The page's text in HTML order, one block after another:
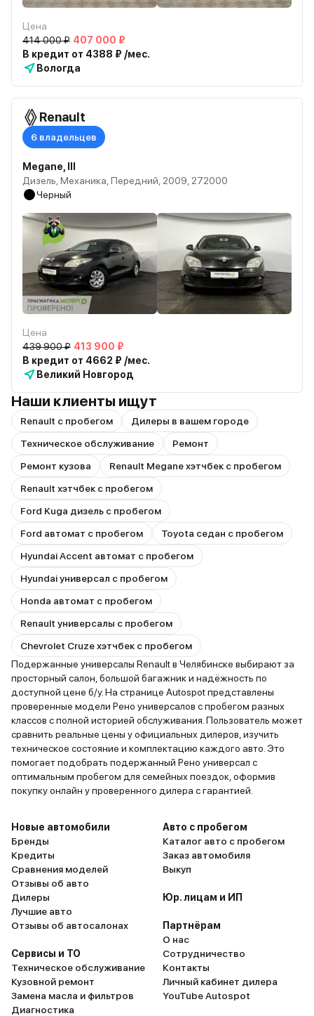
Цена
414 000 ₽ 407 000 ₽
В кредит от 4388 ₽ /мес.
Вологда
Renault
6 владельцев
Megane, III
Дизель, Механика, Передний, 2009, 272000
Черный
Цена
439 900 ₽ 413 900 ₽
В кредит от 4662 ₽ /мес.
Великий Новгород
Наши клиенты ищут
Renault с пробегом
Дилеры в вашем городе
Техническое обслуживание
Ремонт
Ремонт кузова
Renault Megane хэтчбек с пробегом
Renault хэтчбек с пробегом
Ford Kuga дизель с пробегом
Ford автомат с пробегом
Toyota седан с пробегом
Hyundai Accent автомат с пробегом
Hyundai универсал с пробегом
Honda автомат с пробегом
Renault универсалы с пробегом
Chevrolet Cruze хэтчбек с пробегом
Подержанные универсалы Renault в Челябинске выбирают за
просторный салон, большой багажник и надёжность по
доступной цене б/у. На странице Autospot представлены
проверенные модели Рено универсалов с пробегом разных
классов с полной историей обслуживания. Пользователь может
сравнить реальные цены у официальных дилеров, изучить
техническое состояние и комплектацию каждого авто. Это
помогает подобрать подержанный Рено универсал с
оптимальным пробегом для семейных поездок, оформив
покупку онлайн у проверенного дилера с гарантией.
Новые автомобили
Бренды
Кредиты
Сравнения моделей
Отзывы об авто
Дилеры
Лучшие авто
Отзывы об автосалонах
Сервисы и ТО
Техническое обслуживание
Кузовной ремонт
Замена масла и фильтров
Диагностика
Авто с пробегом
Каталог авто с пробегом
Заказ автомобиля
Выкуп
Юр. лицам и ИП
Партнёрам
О нас
Сотрудничество
Контакты
Личный кабинет дилера
YouTube Autospot